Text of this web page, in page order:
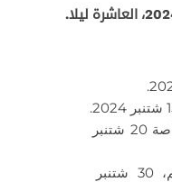
انتقاء المشاريع من قبل لجنة خاصة 20 شتنبر
توقيع اتفاقيات الشراكة والدعم، 30 شتنبر